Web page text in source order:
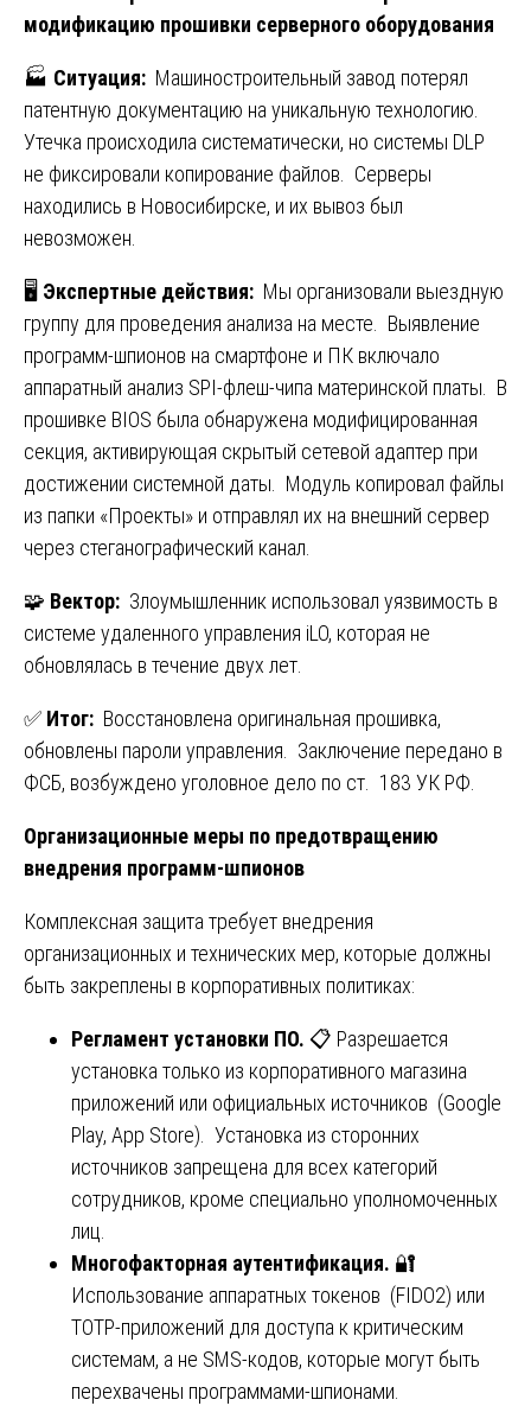
модификацию прошивки серверного оборудования
🏭 Ситуация: Машиностроительный завод потерял
патентную документацию на уникальную технологию.
Утечка происходила систематически, но системы DLP
не фиксировали копирование файлов. Серверы
находились в Новосибирске, и их вывоз был
невозможен.
🖥️ Экспертные действия: Мы организовали выездную
группу для проведения анализа на месте. Выявление
программ-шпионов на смартфоне и ПК включало
аппаратный анализ SPI-флеш-чипа материнской платы. В
прошивке BIOS была обнаружена модифицированная
секция, активирующая скрытый сетевой адаптер при
достижении системной даты. Модуль копировал файлы
из папки «Проекты» и отправлял их на внешний сервер
через стеганографический канал.
🧩 Вектор: Злоумышленник использовал уязвимость в
системе удаленного управления iLO, которая не
обновлялась в течение двух лет.
✅ Итог: Восстановлена оригинальная прошивка,
обновлены пароли управления. Заключение передано в
ФСБ, возбуждено уголовное дело по ст. 183 УК РФ.
Организационные меры по предотвращению
внедрения программ-шпионов
Комплексная защита требует внедрения
организационных и технических мер, которые должны
быть закреплены в корпоративных политиках:
Регламент установки ПО. 📋 Разрешается
установка только из корпоративного магазина
приложений или официальных источников (Google
Play, App Store). Установка из сторонних
источников запрещена для всех категорий
сотрудников, кроме специально уполномоченных
лиц.
Многофакторная аутентификация. 🔐
Использование аппаратных токенов (FIDO2) или
TOTP-приложений для доступа к критическим
системам, а не SMS-кодов, которые могут быть
перехвачены программами-шпионами.